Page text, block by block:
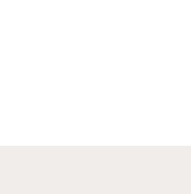
ist, und dass
Todesfälle
aufrüttelnde und